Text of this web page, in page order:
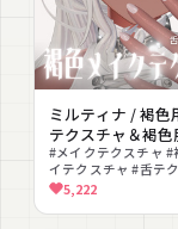
ミルティナ / 褐色
テクスチャ＆褐色
#メイクテクスチャ #
イテクスチャ #舌テ
ディテクスチャ #メ
改変素材 #PNG素材
5,222